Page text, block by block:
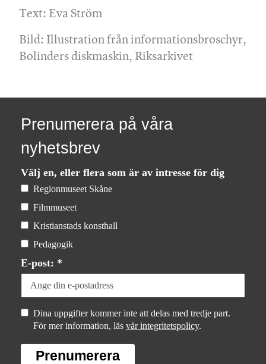
Text: Eva Ström
Bild: Illustration från informationsbroschyr,
Bolinders diskmaskin, Riksarkivet
Prenumerera på våra
nyhetsbrev
Välj en, eller flera som är av intresse för dig
Regionmuseet Skåne
Filmmuseet
Kristianstads konsthall
Pedagogik
E-post: *
Dina uppgifter kommer inte att delas med tredje part.
För mer information, läs vår integritetspolicy.
Prenumerera